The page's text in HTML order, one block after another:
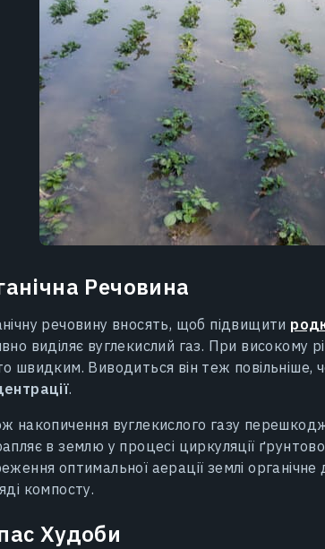
Речовина
речовину вносять, щоб підвищити
виділяє вуглекислий газ. При високому
швидким. Виводиться він теж
.
накопичення вуглекислого газу
в землю у процесі циркуляції
оптимальної аерації землі
компосту.
Худоби